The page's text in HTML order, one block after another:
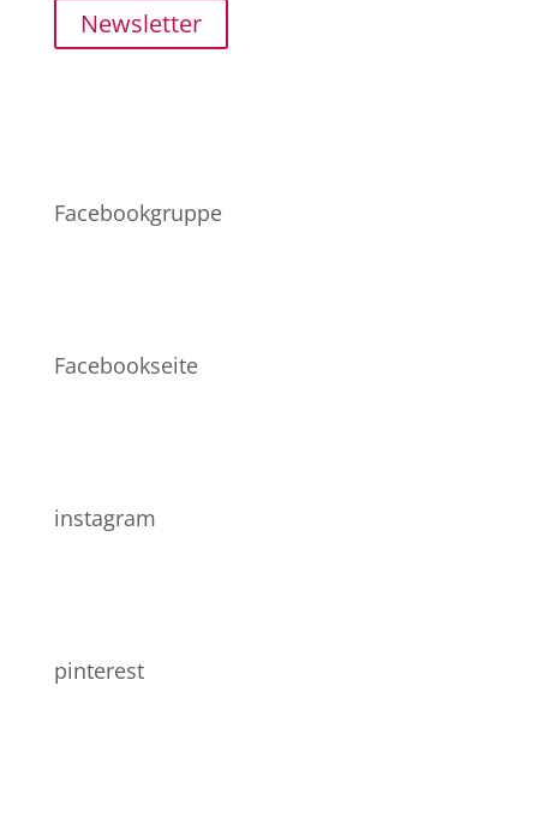
Newsletter
Netzwerk
Facebookgruppe
Facebookseite
instagram
pinterest